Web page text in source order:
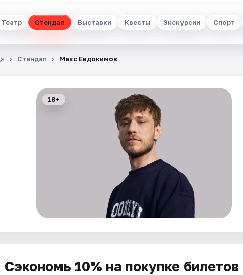
Театр Стендап Выставки Квесты Экскурсии Спорт
Стендап Макс Евдокимов
18+
Сэкономь 10% на покупке билетов